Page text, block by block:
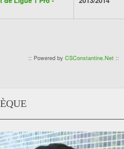
:: Powered by CSConstantine.Net::